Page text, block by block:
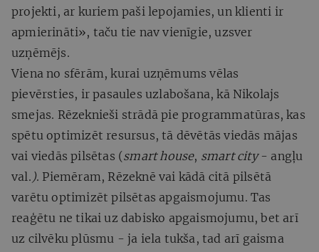
projekti, ar kuriem paši lepojamies, un klienti ir
apmierināti», taču tie nav vienīgie, uzsver
uzņēmējs.
Viena no sfērām, kurai uzņēmums vēlas
pievērsties, ir pasaules uzlabošana, kā Nikolajs
smejas. Rēzeknieši strādā pie programmatūras, kas
spētu optimizēt resursus, tā dēvētās viedās mājas
vai viedās pilsētas (smart house, smart city- angļu
val. ). Piemēram, Rēzeknē vai kādā citā pilsētā
varētu optimizēt pilsētas apgaismojumu. Tas
reaģētu ne tikai uz dabisko apgaismojumu, bet arī
uz cilvēku plūsmu - ja iela tukša, tad arī gaisma